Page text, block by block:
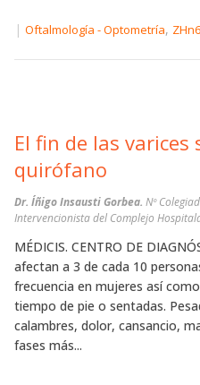
| Oftalmología - Optometría,
El fin de las
quirófano
Dr. Íñigo Insausti Gorbea. Nº
Intervencionista del Complejo
MÉDICIS. CENTRO DE
afectan a 3 de cada 10
frecuencia en mujeres así
tiempo de pie o sentadas.
calambres, dolor, cansancio,
fases más...